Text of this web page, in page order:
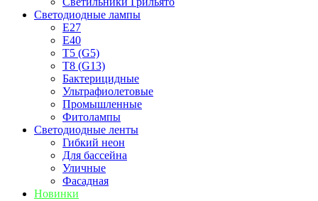
Светодиодные лампы
E27
Е40
T5 (G5)
T8 (G13)
Бактерицидные
Ультрафиолетовые
Промышленные
Фитолампы
Светодиодные ленты
Гибкий неон
Для бассейна
Уличные
Фасадная
Новинки